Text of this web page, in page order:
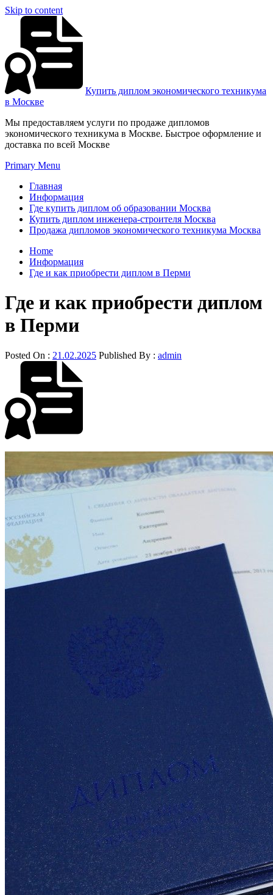
Skip to content
Купить диплом экономического техникума
в Москве
Мы предоставляем услуги по продаже дипломов
экономического техникума в Москве. Быстрое оформление и
доставка по всей Москве
Primary Menu
Главная
Информация
Где купить диплом об образовании Москва
Купить диплом инженера-строителя Москва
Продажа дипломов экономического техникума Москва
Home
Информация
Где и как приобрести диплом в Перми
Где и как приобрести диплом
в Перми
Posted On : 21.02.2025 Published By : admin